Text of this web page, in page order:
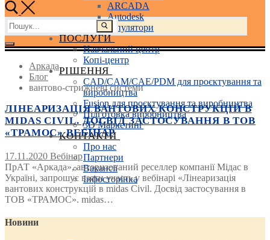
ARCADA
Autodesk
3D маніпулятори
ПОСЛУГИ
Навчальний центр
Копі-центр
РІШЕННЯ
CAD/CAM/CAE/PDM для проєктування та
виробництва
Fusion для проєктування та виробництва
Підготовка виробництва
3D Маркетинг
КОНТАКТИ
Про нас
Партнери
Вакансії
Інфосторінка
Пошук:
Аркада
Блог
вантово-стрижневі системи
ЛІНЕАРИЗАЦІЯ ВАНТОВИХ КОНСТРУКЦІЙ В
MIDAS CIVIL. ДОСВІД ЗАСТОСУВАННЯ В ТОВ
«ТРАМОС» ВЕБІНАР
17.11.2020 Вебінар
ПрАТ «Аркада», авторизований реселлер компанії Мідас в
Україні, запрошує взяти участь у вебінарі «Лінеаризація
вантових конструкцій в midas Civil. Досвід застосування в
ТОВ «ТРАМОС». midas…
Новини